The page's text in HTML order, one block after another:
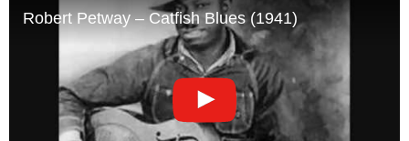
Robert Petway – Catfish Blues (1941)